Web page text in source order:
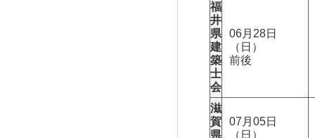
福
井
県
建
築
士
会
06月28日
（日）
前後
滋
賀
県
07月05日
（日）